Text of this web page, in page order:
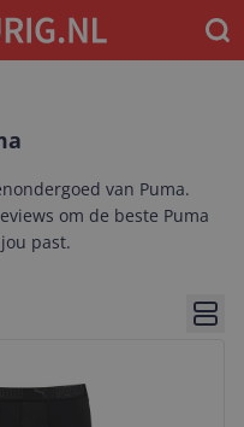
van Puma.
om de beste Puma
past.